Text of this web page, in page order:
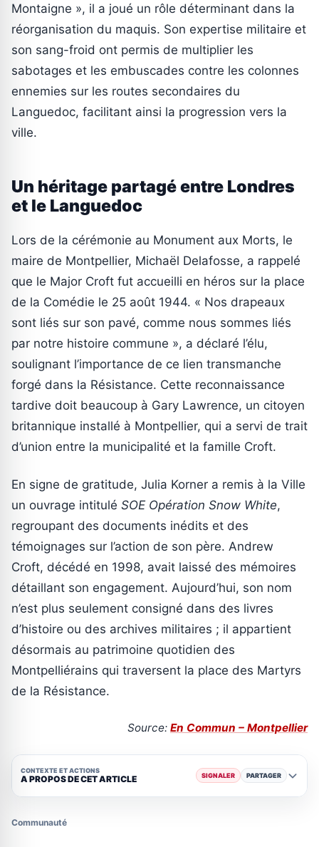
Montaigne », il a joué un rôle déterminant dans la
réorganisation du maquis. Son expertise militaire et
son sang-froid ont permis de multiplier les
sabotages et les embuscades contre les colonnes
ennemies sur les routes secondaires du
Languedoc, facilitant ainsi la progression vers la
ville.
Un héritage partagé entre Londres
et le Languedoc
Lors de la cérémonie au Monument aux Morts, le
maire de Montpellier, Michaël Delafosse, a rappelé
que le Major Croft fut accueilli en héros sur la place
de la Comédie le 25 août 1944. « Nos drapeaux
sont liés sur son pavé, comme nous sommes liés
par notre histoire commune », a déclaré l’élu,
soulignant l’importance de ce lien transmanche
forgé dans la Résistance. Cette reconnaissance
tardive doit beaucoup à Gary Lawrence, un citoyen
britannique installé à Montpellier, qui a servi de trait
d’union entre la municipalité et la famille Croft.
En signe de gratitude, Julia Korner a remis à la Ville
un ouvrage intitulé SOE Opération Snow White,
regroupant des documents inédits et des
témoignages sur l’action de son père. Andrew
Croft, décédé en 1998, avait laissé des mémoires
détaillant son engagement. Aujourd’hui, son nom
n’est plus seulement consigné dans des livres
d’histoire ou des archives militaires ; il appartient
désormais au patrimoine quotidien des
Montpelliérains qui traversent la place des Martyrs
de la Résistance.
Source: En Commun – Montpellier
CONTEXTE ET ACTIONS
A PROPOS DE CET ARTICLE SIGNALER PARTAGER
Communauté